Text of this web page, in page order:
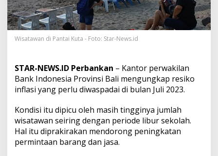
p
a
d
i
b
u
r
e
k
o
l
a
Wisatawan di Pantai Kuta - Foto: Star-News.id
STAR-NEWS.ID Perbankan – Kantor perwakilan
Bank Indonesia Provinsi Bali mengungkap resiko
inflasi yang perlu diwaspadai di bulan Juli 2023.
Kondisi itu dipicu oleh masih tingginya jumlah
wisatawan seiring dengan periode libur sekolah.
Hal itu diprakirakan mendorong peningkatan
permintaan barang dan jasa.